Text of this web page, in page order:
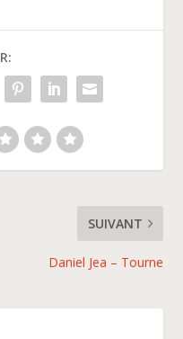
SUIVANT
Daniel Jea – Tourne